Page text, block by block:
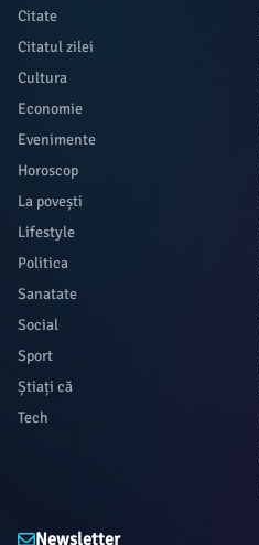
Citate
Citatul zilei
Cultura
Economie
Evenimente
Horoscop
La povești
Lifestyle
Politica
Sanatate
Social
Sport
Știați că
Tech
Newsletter